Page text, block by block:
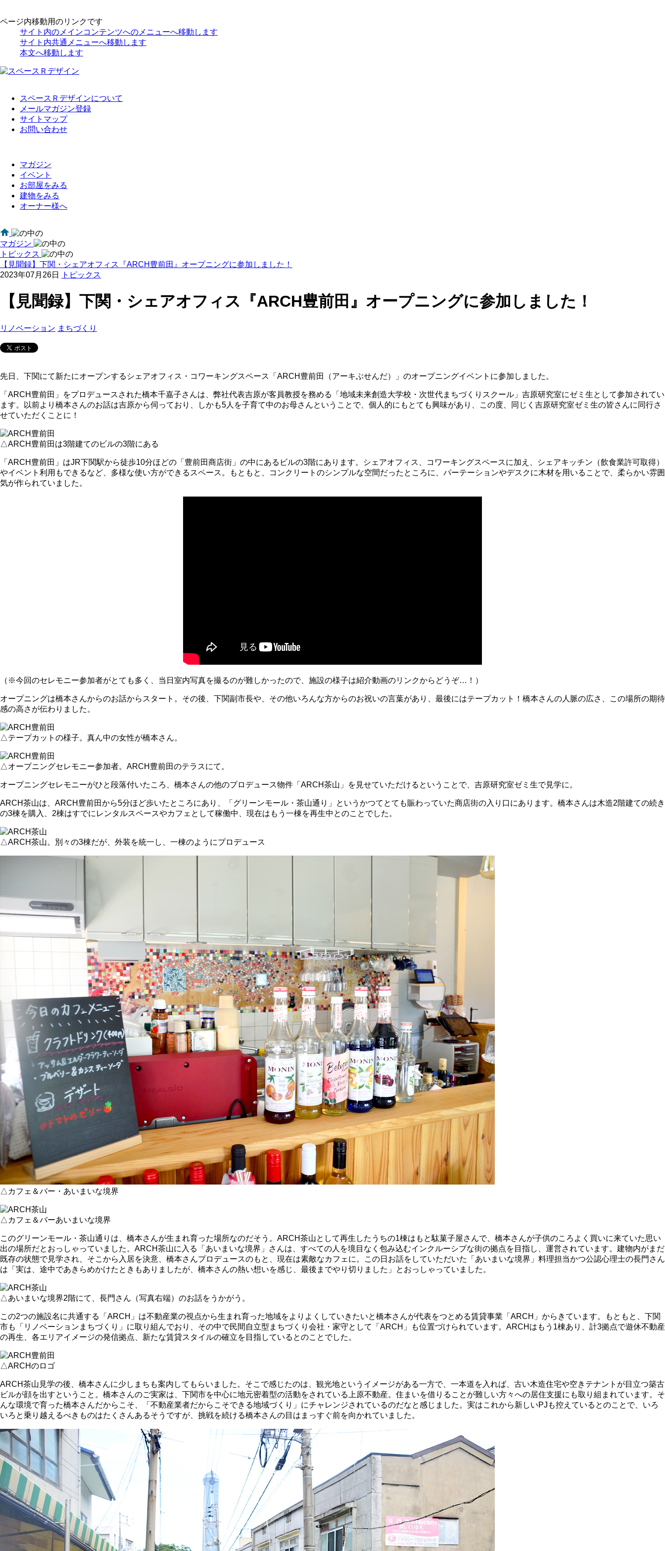
ページ内移動用のリンクです
サイト内のメインコンテンツへのメニューへ移動します
サイト内共通メニューへ移動します
本文へ移動します
スペースＲデザインについて
メールマガジン登録
サイトマップ
お問い合わせ
マガジン
イベント
お部屋をみる
建物をみる
オーナー様へ
マガジン
トピックス
【見聞録】下関・シェアオフィス『ARCH豊前田』オープニングに参加しました！
2023年07月26日
トピックス
【見聞録】下関・シェアオフィス『ARCH豊前田』オープニングに参加しました！
リノベーション まちづくり
先日、下関にて新たにオープンするシェアオフィス・コワーキングスペース「ARCH豊前田（アーキぶせんだ）」のオープニングイベントに参加しました。
「ARCH豊前田」をプロデュースされた橋本千嘉子さんは、弊社代表吉原が客員教授を務める「地域未来創造大学校・次世代まちづくりスクール」吉原研究室にゼミ生として参加されてい
ます。以前より橋本さんのお話は吉原から伺っており、しかも5人を子育て中のお母さんということで、個人的にもとても興味があり、この度、同じく吉原研究室ゼミ生の皆さんに同行さ
せていただくことに！
△ARCH豊前田は3階建てのビルの3階にある
「ARCH豊前田」はJR下関駅から徒歩10分ほどの「豊前田商店街」の中にあるビルの3階にあります。シェアオフィス、コワーキングスペースに加え、シェアキッチン（飲食業許可取得）
やイベント利用もできるなど、多様な使い方ができるスペース。もともと、コンクリートのシンプルな空間だったところに、パーテーションやデスクに木材を用いることで、柔らかい雰囲
気が作られていました。
（※今回のセレモニー参加者がとても多く、当日室内写真を撮るのが難しかったので、施設の様子は紹介動画のリンクからどうぞ…！）
オープニングは橋本さんからのお話からスタート。その後、下関副市長や、その他いろんな方からのお祝いの言葉があり、最後にはテープカット！橋本さんの人脈の広さ、この場所の期待
感の高さが伝わりました。
△テープカットの様子。真ん中の女性が橋本さん。
△オープニングセレモニー参加者。ARCH豊前田のテラスにて。
オープニングセレモニーがひと段落付いたころ、橋本さんの他のプロデュース物件「ARCH茶山」を見せていただけるということで、吉原研究室ゼミ生で見学に。
ARCH茶山は、ARCH豊前田から5分ほど歩いたところにあり、「グリーンモール・茶山通り」というかつてとても賑わっていた商店街の入り口にあります。橋本さんは木造2階建ての続き
の3棟を購入、2棟はすでにレンタルスペースやカフェとして稼働中、現在はもう一棟を再生中とのことでした。
△ARCH茶山。別々の3棟だが、外装を統一し、一棟のようにプロデュース
△カフェ＆バー・あいまいな境界
△カフェ＆バーあいまいな境界
このグリーンモール・茶山通りは、橋本さんが生まれ育った場所なのだそう。ARCH茶山として再生したうちの1棟はもと駄菓子屋さんで、橋本さんが子供のころよく買いに来ていた思い
出の場所だとおっしゃっていました。ARCH茶山に入る「あいまいな境界」さんは、すべての人を境目なく包み込むインクルーシブな街の拠点を目指し、運営されています。建物内がまだ
既存の状態で見学され、そこから入居を決意、橋本さんプロデュースのもと、現在は素敵なカフェに。この日お話をしていただいた「あいまいな境界」料理担当かつ公認心理士の長門さん
は「実は、途中であきらめかけたときもありましたが、橋本さんの熱い想いを感じ、最後までやり切りました」とおっしゃっていました。
△あいまいな境界2階にて、長門さん（写真右端）のお話をうかがう。
この2つの施設名に共通する「ARCH」は不動産業の視点から生まれ育った地域をよりよくしていきたいと橋本さんが代表をつとめる賃貸事業「ARCH」からきています。もともと、下関
市も「リノベーションまちづくり」に取り組んでおり、その中で民間自立型まちづくり会社・家守として「ARCH」も位置づけられています。ARCHはもう1棟あり、計3拠点で遊休不動産
の再生、各エリアイメージの発信拠点、新たな賃貸スタイルの確立を目指しているとのことでした。
△ARCHのロゴ
ARCH茶山見学の後、橋本さんに少しまちも案内してもらいました。そこで感じたのは、観光地というイメージがある一方で、一本道を入れば、古い木造住宅や空きテナントが目立つ築古
ビルが顔を出すということ。橋本さんのご実家は、下関市を中心に地元密着型の活動をされている上原不動産。住まいを借りることが難しい方々への居住支援にも取り組まれています。そ
んな環境で育った橋本さんだからこそ、「不動産業者だからこそできる地域づくり」にチャレンジされているのだなと感じました。実はこれから新しいPJも控えているとのことで、いろ
いろと乗り越えるべきものはたくさんあるそうですが、挑戦を続ける橋本さんの目はまっすぐ前を向かれていました。